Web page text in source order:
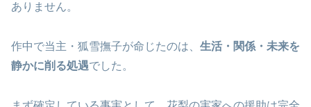
ありません。
作中で当主・狐雪撫子が命じたのは、 生活・関係・未来を
静かに削る処遇でした。